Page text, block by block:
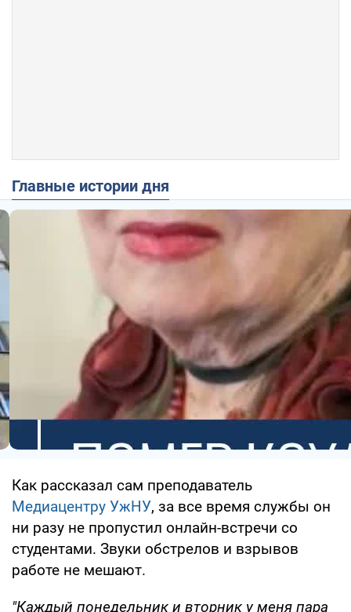
Главные истории дня
Как рассказал сам преподаватель
Медиацентру УжНУ, за все время службы он
ни разу не пропустил онлайн-встречи со
студентами. Звуки обстрелов и взрывов
работе не мешают.
"Каждый понедельник и вторник у меня пара